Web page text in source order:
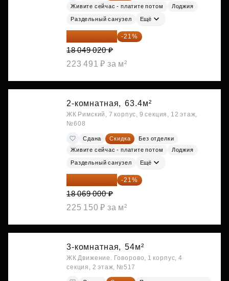
Живите сейчас - платите потом
Лоджия
Раздельный санузел Ещё
14 258 726 ₽ -21%
18 049 020 ₽
223 491 ₽ за м²
2-комнатная, 63.4м²
ЖК Римский, 7 корпус, 9 секция, 12 этаж,
№608
Сдана Скидка
Без отделки
Живите сейчас - платите потом
Лоджия
Раздельный санузел Ещё
14 274 510 ₽ -21%
18 069 000 ₽
225 150 ₽ за м²
3-комнатная, 54м²
ЖК Движение. Говорово, 1 корпус, 4
секция, 2 этаж, №517